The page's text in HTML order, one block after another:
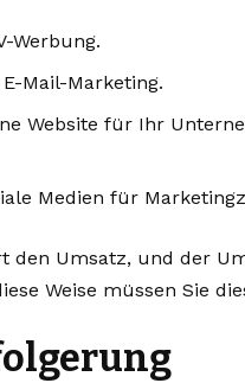
Werbung.
Mail-Marketing.
Website für Ihr
Medien für
den Umsatz, und der
Weise müssen Sie